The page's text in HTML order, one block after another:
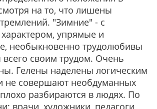
на то, что лишены
"Зимние" - с
упрямые и
необыкновенно трудолюбивы
всего своим трудом. Очень
Гелены наделены логическим
не совершают необдуманных
разбираются в людях. По
врачи, художники, педагоги,